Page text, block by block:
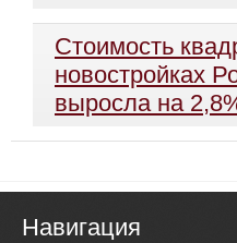
Стоимость
новостройках
выросла на
Навигация